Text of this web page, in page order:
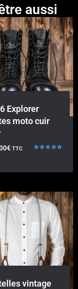
aussi
Explorer
moto cuir
€ TTC
vintage